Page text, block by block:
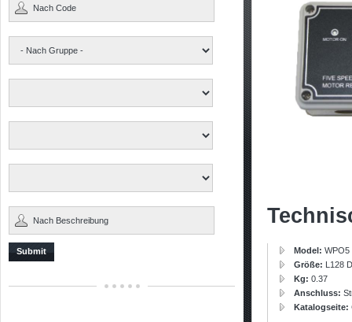
Submit Model: WPO5
Größe: L128
Kg: 0.37
Anschluss:
Katalogseite: